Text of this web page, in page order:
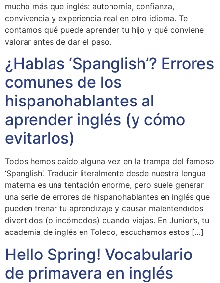
mucho más que inglés: autonomía, confianza,
convivencia y experiencia real en otro idioma. Te
contamos qué puede aprender tu hijo y qué conviene
valorar antes de dar el paso.
¿Hablas ‘Spanglish’? Errores
comunes de los
hispanohablantes al
aprender inglés (y cómo
evitarlos)
Todos hemos caído alguna vez en la trampa del famoso
‘Spanglish’. Traducir literalmente desde nuestra lengua
materna es una tentación enorme, pero suele generar
una serie de errores de hispanohablantes en inglés que
pueden frenar tu aprendizaje y causar malentendidos
divertidos (o incómodos) cuando viajas. En Junior’s, tu
academia de inglés en Toledo, escuchamos estos […]
Hello Spring! Vocabulario
de primavera en inglés